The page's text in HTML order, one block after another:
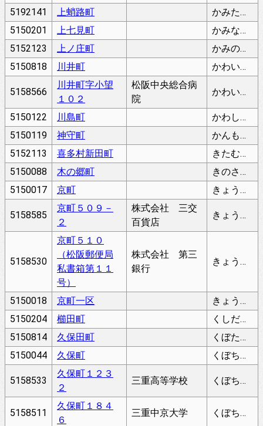
5192141
上蛸路町
かみたこじちょう
5150201
上七見町
かみななみちょう
5152123
上ノ庄町
かみのしょうちょう
5150818
川井町 かわいまち
5158566
川井町字小望
１０２
松阪中央総合病
院
かわいまち
5150122 川島町
かわしまちょう
5150119
神守町
かんもりちょう
5152113
喜多村新田町
きたむらしんでんちょう
5150088
木の郷町
きのさとちょう
5150017
京町 きょうまち
5158585
京町５０９－
２
株式会社 三交
百貨店
きょうまち
5158530
京町５１０
（松阪郵便局
私書箱第１１
号）
株式会社 第三
銀行
きょうまち
5150018 京町一区
きょうまち１く
5150204
櫛田町
くしだちょう
5150814
久保田町
くぼたちょう
5150044
久保町 くぼちょう
5158533
久保町１２３
２
三重高等学校 くぼちょう
5158511
久保町１８４
６
三重中京大学 くぼちょう